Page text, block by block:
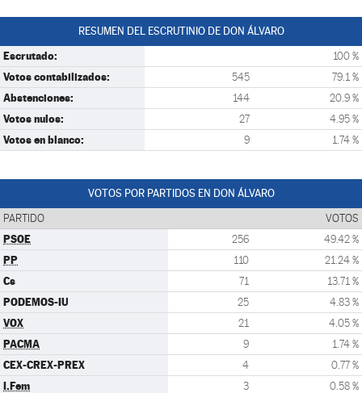
RESUMEN DEL ESCRUTINIO DE DON ÁLVARO
Escrutado: 100 %
Votos contabilizados: 545 79.1 %
Abstenciones: 144 20.9 %
Votos nulos: 27 4.95 %
Votos en blanco: 9 1.74 %
VOTOS POR PARTIDOS EN DON ÁLVARO
PARTIDO VOTOS
PSOE 256 49.42 %
PP 110 21.24 %
Cs 71 13.71 %
PODEMOS-IU 25 4.83 %
VOX 21 4.05 %
PACMA 9 1.74 %
CEX-CREX-PREX 4 0.77 %
I.Fem 3 0.58 %